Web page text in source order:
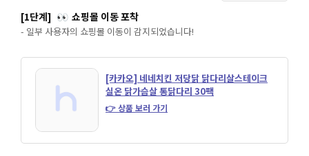
[1단계] 👀 쇼핑몰 이동 포착
- 일부 사용자의 쇼핑몰 이동이 감지되었습니다!
[카카오] 네네치킨 저당닭 닭다리살스테이크
실온 닭가슴살 통닭다리 30팩
👉 상품 보러 가기